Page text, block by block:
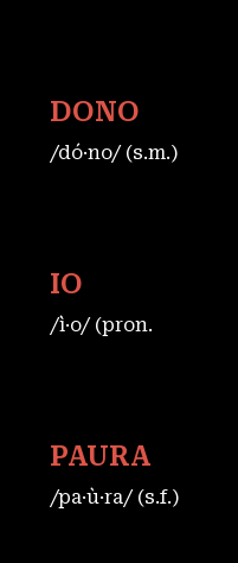
DONO
/dó·no/ (s.m.)
IO
/ì·o/ (pron.
PAURA
/pa·ù·ra/ (s.f.)